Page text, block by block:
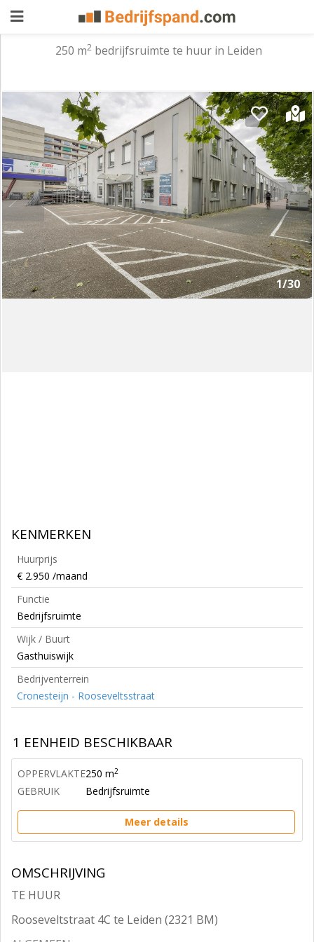
aanbieden
zoeken
Waarom
adverteren
Premium
adverteren
Blog
Registreren
Login
250 m2bedrijfsruimte te huur in Leiden
1/30
KENMERKEN
Huurprijs
€ 2.950 /maand
Functie
Bedrijfsruimte
Wijk / Buurt
Gasthuiswijk
Bedrijventerrein
Cronesteijn - Rooseveltsstraat
1 EENHEID BESCHIKBAAR
OPPERVLAKTE250 m2
GEBRUIK Bedrijfsruimte
Meer details
OMSCHRIJVING
TE HUUR
Rooseveltstraat 4C te Leiden (2321 BM)